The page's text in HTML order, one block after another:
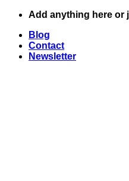
Skip
content
Add anything here or
Blog
Contact
Newsletter